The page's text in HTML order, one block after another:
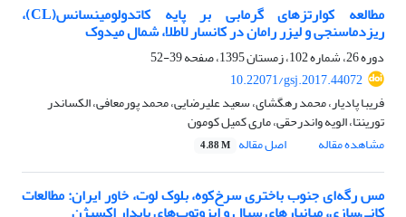
مطالعه کوارتزهای گرمابی بر پایه کاتدولومینسانس(CL)،
ریزدماسنجی و لیزر رامان در کانسار لاطلا، شمال میدوک
دوره 26، شماره 102، زمستان 1395، صفحه
39-52
10.22071/gsj.2017.44072
فریبا پادیار، محمد رهگشای، سعید علیرضایی، محمد پورمعافی، الکساندر
تورینتا، الویه واندرحقی، ماری کمیل کومون
مشاهده مقاله
اصل مقاله 4.88 M
مس رگه‌ای جنوب باختری سرخ‌کوه، بلوک لوت، خاور ایران: مطالعات